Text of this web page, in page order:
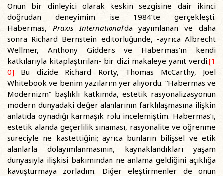
Onun bir dinleyici olarak keskin sezgisine dair ikinci
doğrudan deneyimim ise 1984’te gerçekleşti.
Habermas, Praxis International’da yayımlanan ve daha
sonra Richard Bernstein editörlüğünde, -ayrıca Albrecht
Wellmer, Anthony Giddens ve Habermas'ın kendi
katkılarıyla kitaplaştırılan- bir dizi makaleye yanıt verdi.[1
0] Bu dizide Richard Rorty, Thomas McCarthy, Joel
Whitebook ve benim yazılarım yer alıyordu. “Habermas ve
Modernizm” başlıklı katkımda, estetik rasyonalizasyonun
modern dünyadaki değer alanlarının farklılaşmasına ilişkin
anlatıda oynadığı karmaşık rolü incelemiştim. Habermas’ı,
estetik alanda geçerlilik sınaması, rasyonalite ve öğrenme
süreciyle ne kastettiğini; ayrıca bunların bilişsel ve etik
alanlarla dolayımlanmasının, kaynaklandıkları yaşam
dünyasıyla ilişkisi bakımından ne anlama geldiğini açıklığa
kavuşturmaya zorladım. Diğer eleştirmenler de onun